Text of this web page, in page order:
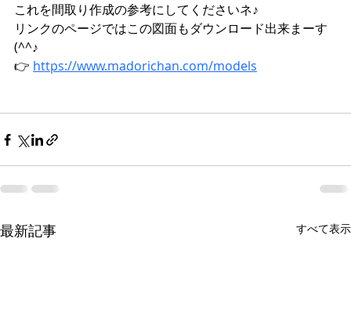
これを間取り作成の参考にしてくださいネ♪
リンクのページではこの図面もダウンロード出来まーす
(^^♪
👉 https://www.madorichan.com/models
最新記事 すべて表示